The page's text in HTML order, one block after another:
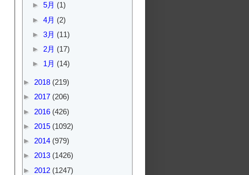
► 5月 (1)
► 4月 (2)
► 3月 (11)
► 2月 (17)
► 1月 (14)
► 2018 (219)
► 2017 (206)
► 2016 (426)
► 2015 (1092)
► 2014 (979)
► 2013 (1426)
► 2012 (1247)